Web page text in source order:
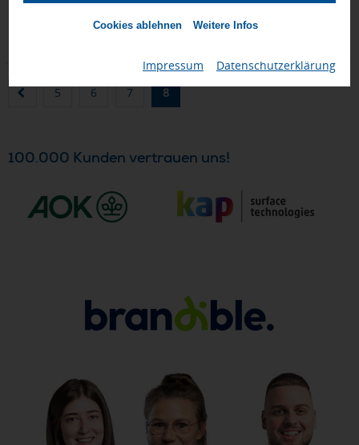
Cookies ablehnen Weitere Infos
Impressum Datenschutzerklärung
5 6 7 8
100.000 Kunden vertrauen uns!